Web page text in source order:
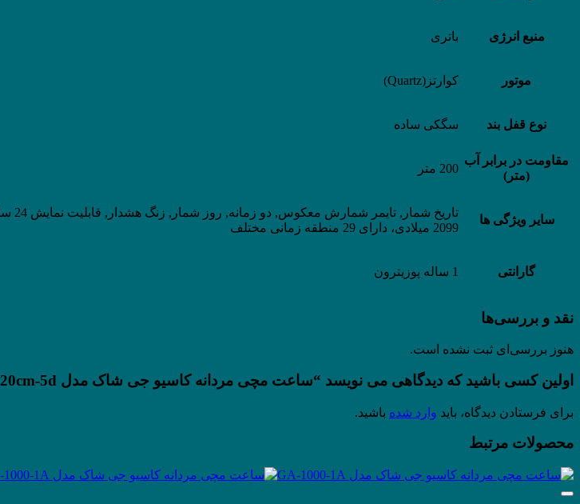
منبع انرژی باتری
موتور کوارتز(Quartz)
نوع قفل بند سگکی ساده
مقاومت در برابر آب
(متر)
200 متر
سایر ویژگی ها
2099 میلادی، دارای 29 منطقه زمانی مختلف
گارانتی 1 ساله پوزیترون
نقد و بررسی‌ها
هنوز بررسی‌ای ثبت نشده است.
اولین کسی باشید که دیدگاهی می نویسد “ساعت مچی مردانه کاسیو جی شاک مدل gd-120cm-5d”
برای فرستادن دیدگاه، باید وارد شده باشید.
محصولات مرتبط